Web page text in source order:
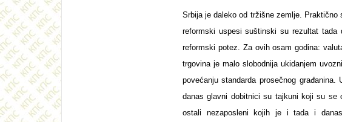
Srbija je daleko od tržišne zemlje. Praktično
reformski uspesi suštinski su rezultat tada
reformski potez. Za ovih osam godina:
trgovina je malo slobodnija ukidanjem
povećanju standarda prosečnog
danas glavni dobitnici su tajkuni koji su se
ostali nezaposleni kojih je i tada i